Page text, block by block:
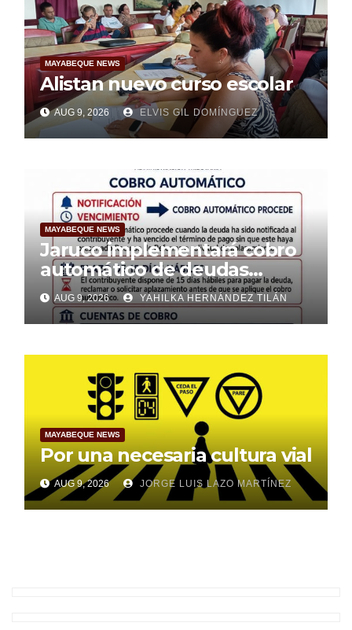
MAYABEQUE NEWS
Alistan nuevo curso escolar
AUG 9, 2026 ELVIS GIL DOMÍNGUEZ
MAYABEQUE NEWS
Jaruco implementará cobro
automático de deudas
tributarias a partir de nuevas
normativas
AUG 9, 2026 YAHILKA HERNÁNDEZ TILÁN
MAYABEQUE NEWS
Por una necesaria cultura vial
AUG 9, 2026 JORGE LUIS LAZO MARTÍNEZ